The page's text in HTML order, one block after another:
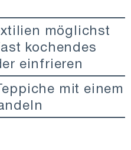
möglichst
kochendes
einfrieren
mit einem